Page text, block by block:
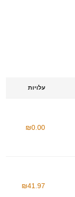
עלויות
₪0.00
₪41.97